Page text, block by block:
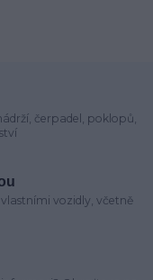
čerpadel, poklopů,
vozidly, včetně